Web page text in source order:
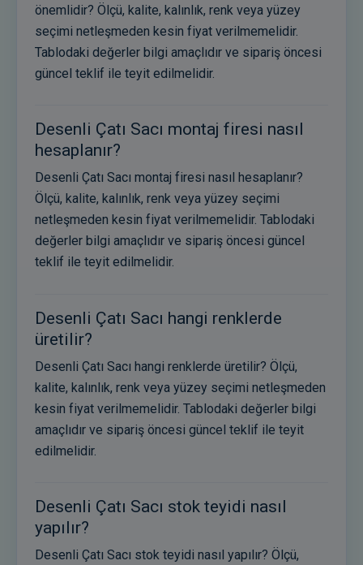
önemlidir? Ölçü, kalite, kalınlık, renk veya yüzey
seçimi netleşmeden kesin fiyat verilmemelidir.
Tablodaki değerler bilgi amaçlıdır ve sipariş öncesi
güncel teklif ile teyit edilmelidir.
Desenli Çatı Sacı montaj firesi nasıl
hesaplanır?
Desenli Çatı Sacı montaj firesi nasıl hesaplanır?
Ölçü, kalite, kalınlık, renk veya yüzey seçimi
netleşmeden kesin fiyat verilmemelidir. Tablodaki
değerler bilgi amaçlıdır ve sipariş öncesi güncel
teklif ile teyit edilmelidir.
Desenli Çatı Sacı hangi renklerde
üretilir?
Desenli Çatı Sacı hangi renklerde üretilir? Ölçü,
kalite, kalınlık, renk veya yüzey seçimi netleşmeden
kesin fiyat verilmemelidir. Tablodaki değerler bilgi
amaçlıdır ve sipariş öncesi güncel teklif ile teyit
edilmelidir.
Desenli Çatı Sacı stok teyidi nasıl
yapılır?
Desenli Çatı Sacı stok teyidi nasıl yapılır? Ölçü,